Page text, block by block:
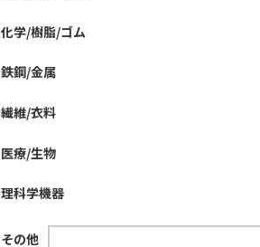
化学/樹脂/ゴム
鉄鋼/金属
繊維/衣料
医療/生物
理科学機器
その他